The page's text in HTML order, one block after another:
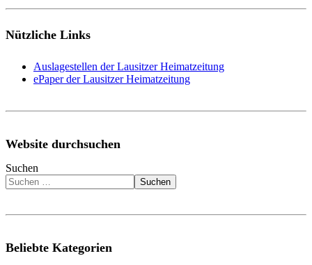
Nützliche Links
Auslagestellen der Lausitzer Heimatzeitung
ePaper der Lausitzer Heimatzeitung
Website durchsuchen
Suchen
Suchen
Beliebte Kategorien